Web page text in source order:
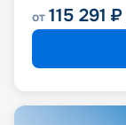
от 115 291 ₽